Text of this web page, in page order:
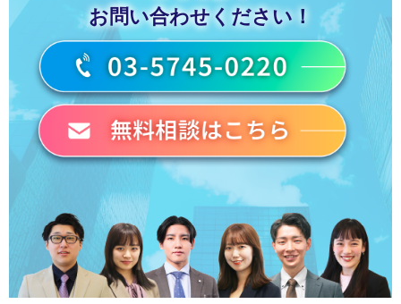
お問い合わせください！